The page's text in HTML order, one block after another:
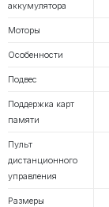
аккумулятора
Моторы
Особенности
Подвес
Поддержка карт
памяти
Пульт
дистанционного
управления
Размеры